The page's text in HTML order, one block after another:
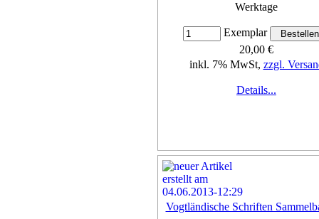
Werktage
Exemplar
20,00 €
inkl. 7% MwSt, zzgl.
Details...
Vogtländische Schriften